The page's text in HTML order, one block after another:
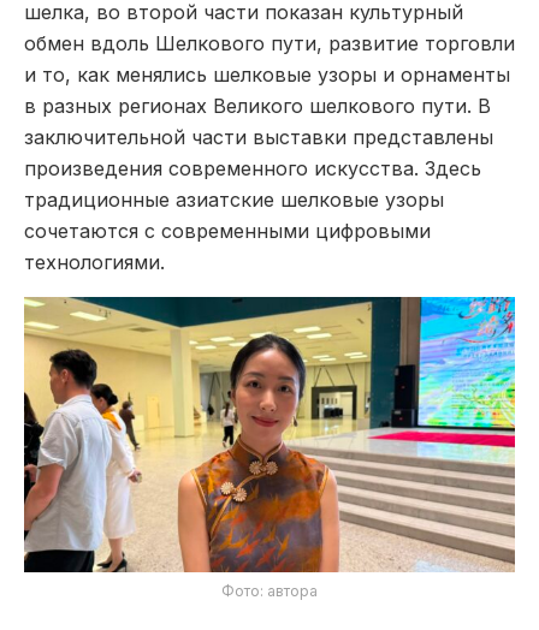
шелка, во второй части показан культурный
обмен вдоль Шелкового пути, развитие торговли
и то, как менялись шелковые узоры и орнаменты
в разных регионах Великого шелкового пути. В
заключительной части выставки представлены
произведения современного искусства. Здесь
традиционные азиатские шелковые узоры
сочетаются с современными цифровыми
технологиями.
Фото: автора